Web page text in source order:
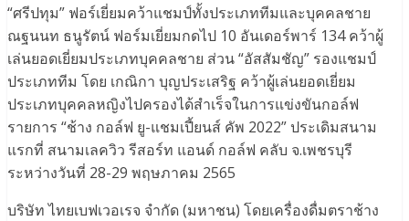
“ศรีปทุม” ฟอร์เยี่ยมคว้าแชมป์ทั้งประเภททีมและบุคคลชาย
ณฐนนท ธนูรัตน์ ฟอร์มเยี่ยมกดไป 10 อันเดอร์พาร์ 134 คว้าผู้
เล่นยอดเยี่ยมประเภทบุคคลชาย ส่วน “อัสสัมชัญ” รองแชมป์
ประเภททีม โดย เกณิกา บุญประเสริฐ คว้าผู้เล่นยอดเยี่ยม
ประเภทบุคคลหญิงไปครองได้สำเร็จในการแข่งขันกอล์ฟ
รายการ “ช้าง กอล์ฟ ยู-แชมเปี้ยนส์ คัพ 2022” ประเดิมสนาม
แรกที่ สนามเลควิว รีสอร์ท แอนด์ กอล์ฟ คลับ จ.เพชรบุรี
ระหว่างวันที่ 28-29 พฤษภาคม 2565
บริษัท ไทยเบฟเวอเรจ จำกัด (มหาชน) โดยเครื่องดื่มตราช้าง